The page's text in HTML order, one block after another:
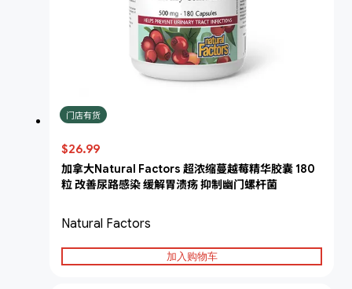
门店有货
$26.99
加拿大Natural Factors 超浓缩蔓越莓精华胶囊 180
粒 改善尿路感染 缓解胃溃疡 抑制幽门螺杆菌
Natural Factors
加入购物车